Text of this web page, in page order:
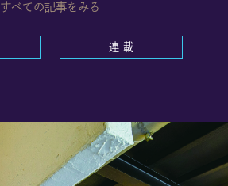
グローバル
すべての記事をみる
連 載